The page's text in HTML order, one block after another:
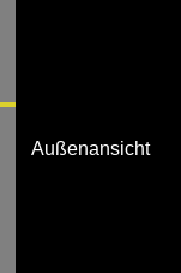
Außenansicht